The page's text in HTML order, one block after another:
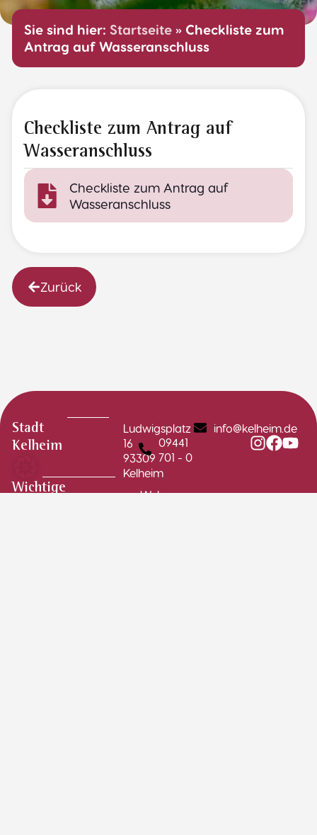
Sie sind hier: Startseite » Checkliste zum
Antrag auf Wasseranschluss
Checkliste zum Antrag auf
Wasseranschluss
Checkliste zum Antrag auf
Wasseranschluss
Zurück
Stadt
Kelheim
Ludwigsplatz
16
93309
Kelheim
09441
701 - 0
info@kelheim.de
Wichtige
Webcams